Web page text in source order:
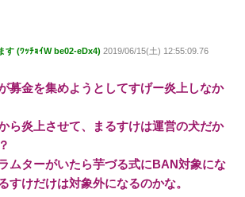
す (ﾜｯﾁｮｲW be02-eDx4) 2019/06/15(土) 12:55:09.76
募金を集めようとしてすげー炎上しなか
ら炎上させて、まるすけは運営の犬だか
ムターがいたら芋づる式にBAN対象にな
すけだけは対象外になるのかな。